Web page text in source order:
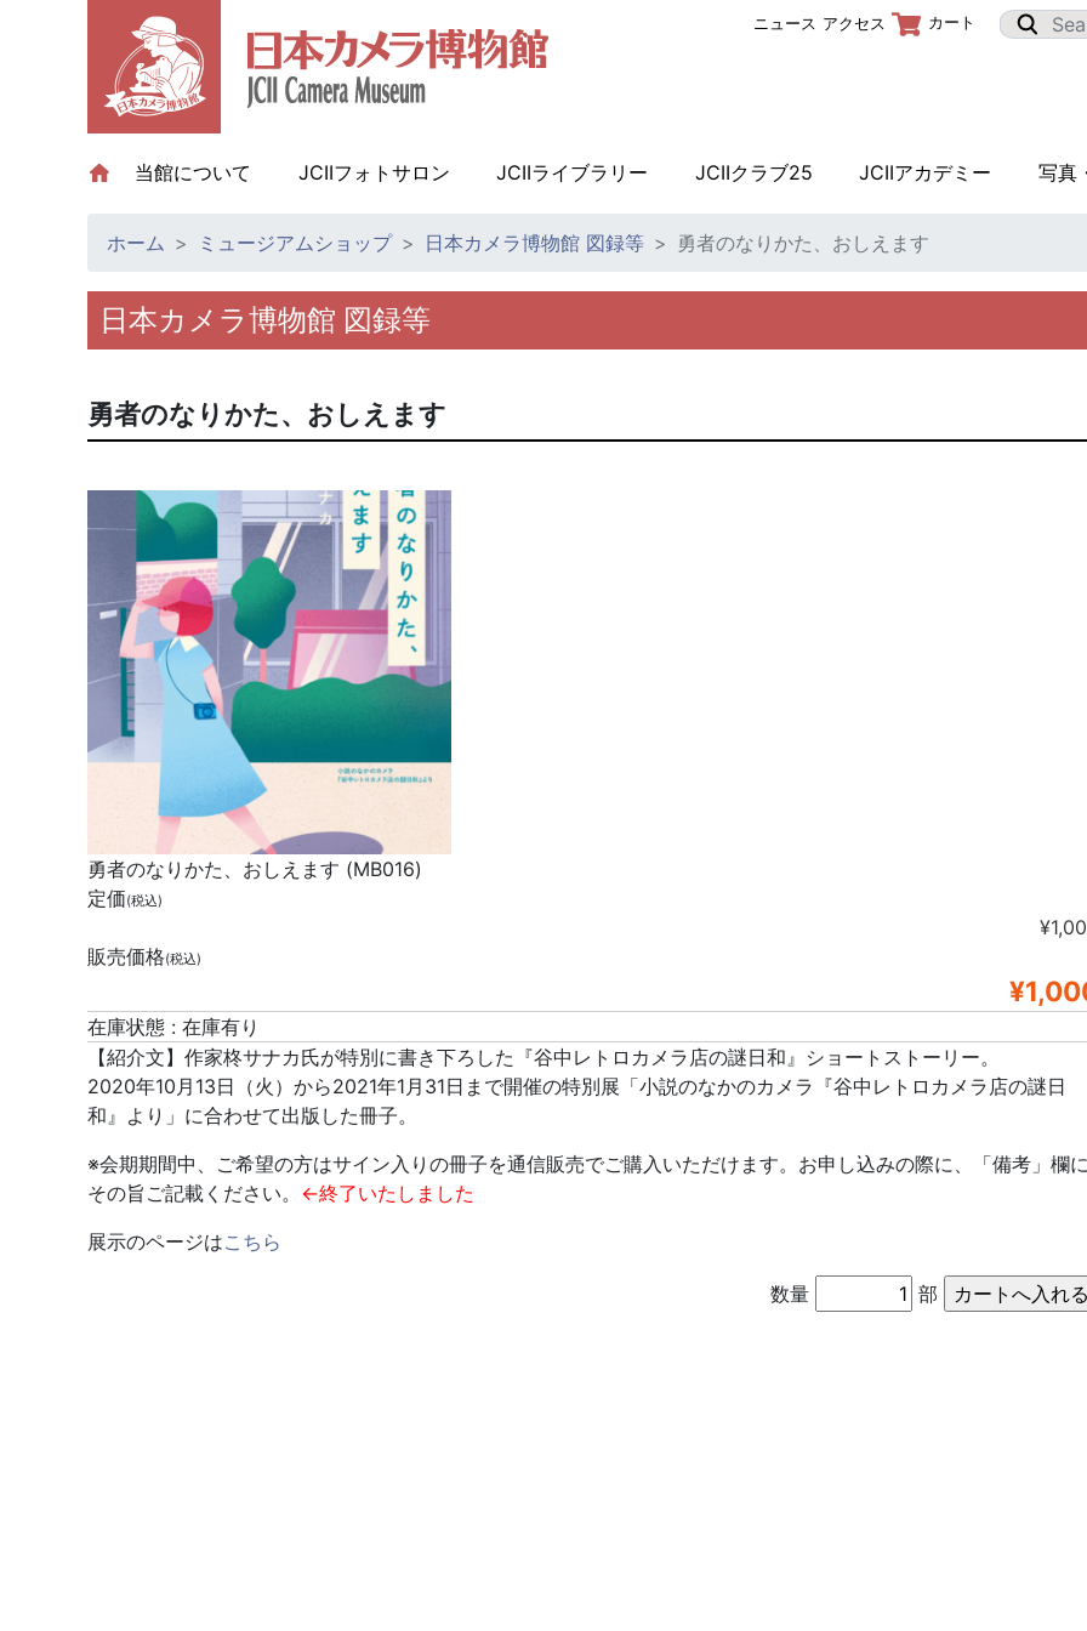
当館について (current)JCIIフォトサロン JCIIライブラリー JCIIクラブ25 JCIIアカデミー 写真
ニュース アクセス カート
ホーム ミュージアムショップ 日本カメラ博物館 図録等 勇者のなりかた、おしえます
日本カメラ博物館 図録等
勇者のなりかた、おしえます
勇者のなりかた、おしえます (MB016)
定価(税込)
販売価格(税込)
在庫状態 : 在庫有り
【紹介文】作家柊サナカ氏が特別に書き下ろした『谷中レトロカメラ店の謎日和』ショートストーリー。
2020年10月13日（火）から2021年1月31日まで開催の特別展「小説のなかのカメラ『谷中レトロカメラ店の謎日
和』より」に合わせて出版した冊子。
※会期期間中、ご希望の方はサイン入りの冊子を通信販売でご購入いただけます。お申し込みの際に、「備考」欄
その旨ご記載ください。 ←終了いたしました
展示のページはこちら
数量 部